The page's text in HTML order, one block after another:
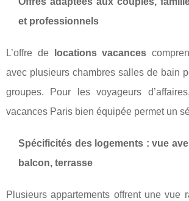
et professionnels
L’offre de locations vacances
avec plusieurs chambres salles de bain
groupes. Pour les voyageurs
vacances Paris bien équipée permet un
Spécificités des logements : vue
balcon, terrasse
Plusieurs appartements offrent une vue